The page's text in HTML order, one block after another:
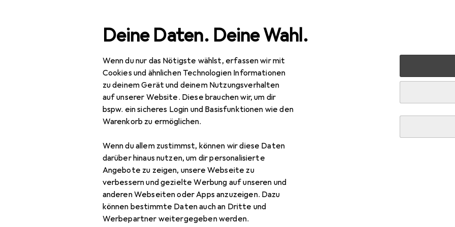
Deine Daten. Deine Wahl.
Wenn du nur das Nötigste wählst, erfassen wir mit
Cookies und ähnlichen Technologien Informationen
zu deinem Gerät und deinem Nutzungsverhalten
auf unserer Website. Diese brauchen wir, um dir
bspw. ein sicheres Login und Basisfunktionen wie den
Warenkorb zu ermöglichen.
Wenn du allem zustimmst, können wir diese Daten
darüber hinaus nutzen, um dir personalisierte
Angebote zu zeigen, unsere Webseite zu
verbessern und gezielte Werbung auf unseren und
anderen Webseiten oder Apps anzuzeigen. Dazu
können bestimmte Daten auch an Dritte und
Werbepartner weitergegeben werden.
Navigation nach Kategorien Gesamtsortiment IT + Multimedia Gaming + VR